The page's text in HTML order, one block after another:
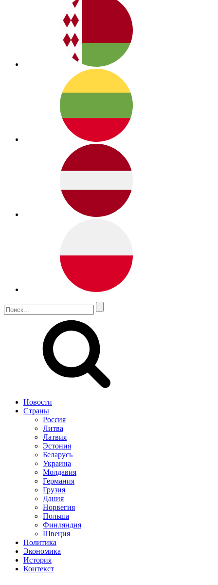
Новости
Страны
Россия
Литва
Латвия
Эстония
Беларусь
Украина
Молдавия
Германия
Грузия
Дания
Норвегия
Польша
Финляндия
Швеция
Политика
Экономика
История
Контекст